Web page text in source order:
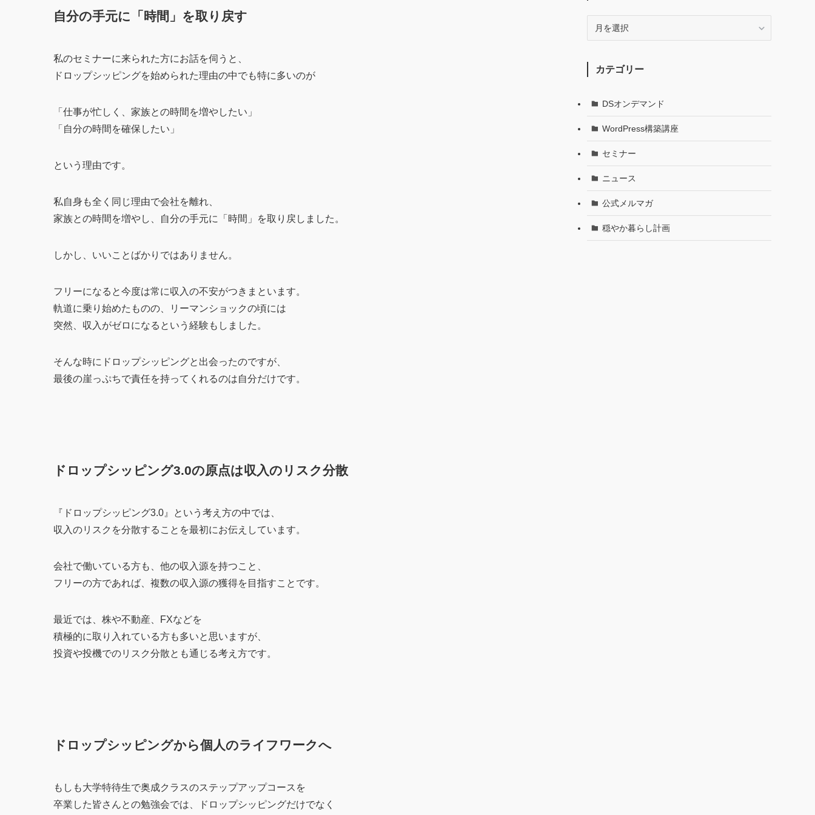
自分の手元に「時間」を取り戻す
私のセミナーに来られた方にお話を伺うと、
ドロップシッピングを始められた理由の中でも特に多いのが
「仕事が忙しく、家族との時間を増やしたい」
「自分の時間を確保したい」
という理由です。
私自身も全く同じ理由で会社を離れ、
家族との時間を増やし、自分の手元に「時間」を取り戻しました。
しかし、いいことばかりではありません。
フリーになると今度は常に収入の不安がつきまといます。
軌道に乗り始めたものの、リーマンショックの頃には
突然、収入がゼロになるという経験もしました。
そんな時にドロップシッピングと出会ったのですが、
最後の崖っぷちで責任を持ってくれるのは自分だけです。
ドロップシッピング3.0の原点は収入のリスク分散
『ドロップシッピング3.0』という考え方の中では、
収入のリスクを分散することを最初にお伝えしています。
会社で働いている方も、他の収入源を持つこと、
フリーの方であれば、複数の収入源の獲得を目指すことです。
最近では、株や不動産、FXなどを
積極的に取り入れている方も多いと思いますが、
投資や投機でのリスク分散とも通じる考え方です。
ドロップシッピングから個人のライフワークへ
もしも大学特待生で奥成クラスのステップアップコースを
卒業した皆さんとの勉強会では、ドロップシッピングだけでなく
記
探
す
カテゴリー
DSオンデマンド
WordPress構築講座
セミナー
ニュース
公式メルマガ
穏やか暮らし計画